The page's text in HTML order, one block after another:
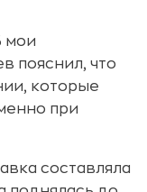
мои
пояснил, что
которые
при
составляла